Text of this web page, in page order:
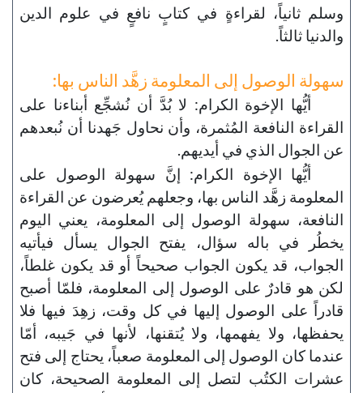
وسلم ثانياً، لقراءةٍ في كتابٍ نافعٍ في علوم الدين
والدنيا ثالثاً.
سهولة الوصول إلى المعلومة زهَّد الناس بها:
أيُّها الإخوة الكرام: لا بُدَّ أن نُشجِّع أبناءنا على
القراءة النافعة المُثمرة، وأن نحاول جَهدنا أن نُبعدهم
عن الجوال الذي في أيديهم.
أيُّها الإخوة الكرام: إنَّ سهولة الوصول على
المعلومة زهَّد الناس بها، وجعلهم يُعرضون عن القراءة
النافعة، سهولة الوصول إلى المعلومة، يعني اليوم
يخطُر في باله سؤال، يفتح الجوال يسأل فيأتيه
الجواب، قد يكون الجواب صحيحاً أو قد يكون غلطاً،
لكن هو قادرٌ على الوصول إلى المعلومة، فلمّا أصبح
قادراً على الوصول إليها في كل وقت، زهِدَ فيها فلا
يحفظها، ولا يفهمها، ولا يُتقنها، لأنها في جَيبه، أمّا
عندما كان الوصول إلى المعلومة صعباً، يحتاج إلى فتح
عشرات الكتُب لتصل إلى المعلومة الصحيحة، كان